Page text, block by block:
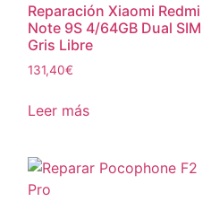
Reparación Xiaomi Redmi
Note 9S 4/64GB Dual SIM
Gris Libre
131,40€
Leer más